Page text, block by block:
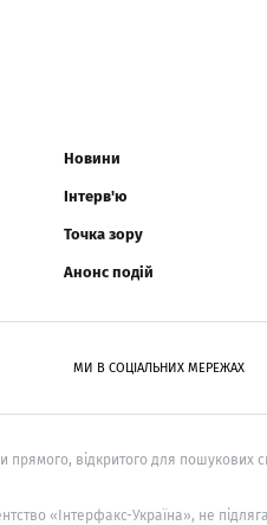
Новини
Інтерв'ю
Точка зору
Анонс подій
МИ В СОЦІАЛЬНИХ МЕРЕЖАХ
відкритого для пошукових
«Інтерфакс-Україна», не